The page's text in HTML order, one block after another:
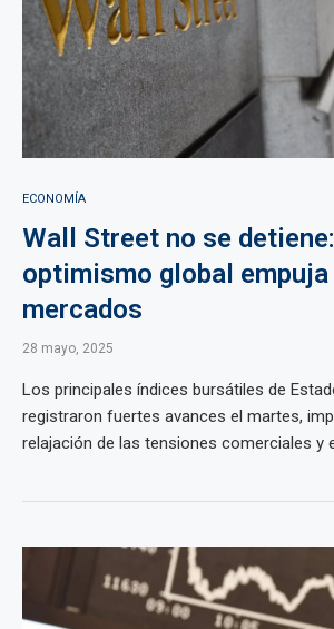
ECONOMÍA
Wall Street no se detiene:
optimismo global
mercados
28 mayo, 2025
Los principales índices bursátiles de
registraron fuertes avances el martes,
relajación de las tensiones comerciales y